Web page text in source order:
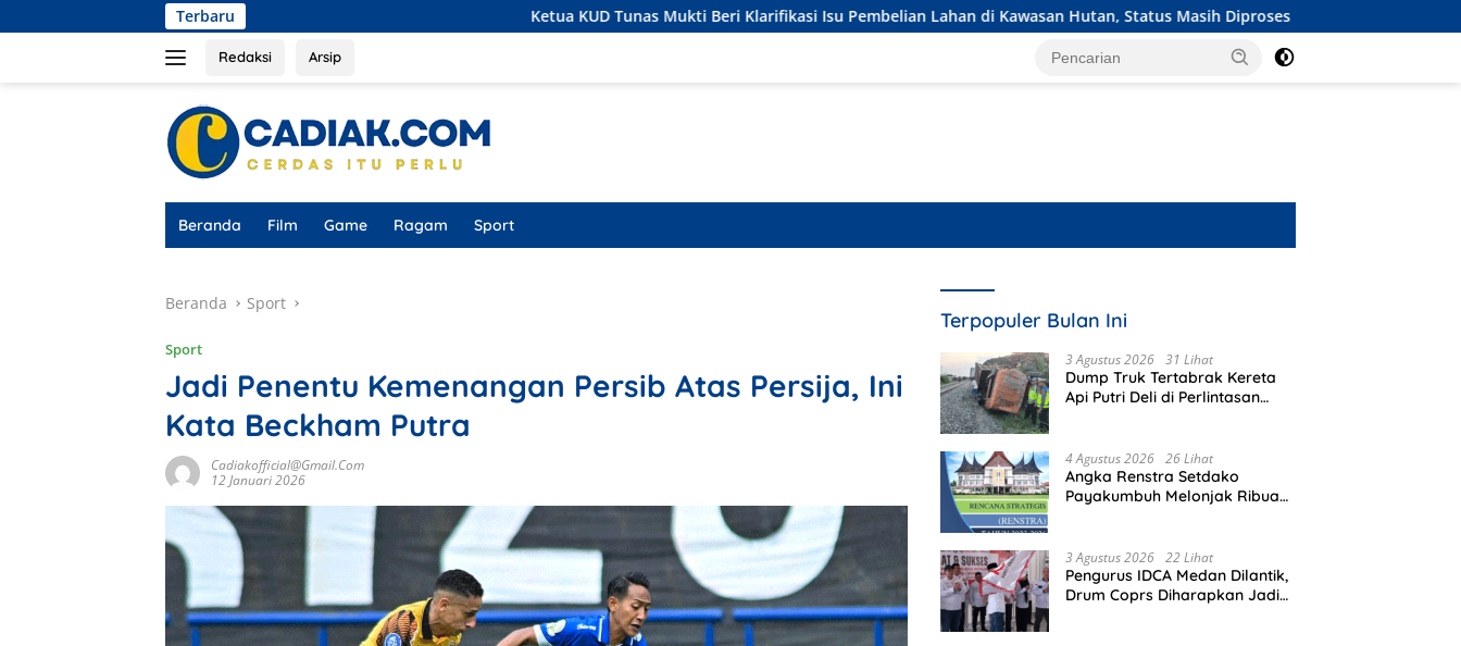
ke
Terbaru Ketua KUD Tunas Mukti Beri Klarifikasi Isu Pembelian Lahan di Kawasan Hutan, Status Masih Diproses Ekspedisi Merah Putih Presisi
Redaksi Arsip
Beranda Film Game Ragam Sport
Beranda Sport
Sport
Jadi Penentu Kemenangan Persib Atas Persija, Ini
Kata Beckham Putra
Cadiakofficial@gmail.com
12 Januari 2026
Terpopuler Bulan Ini
3 Agustus 2026 31 Lihat
Dump Truk Tertabrak Kereta
Api Putri Deli di Perlintasan
4 Agustus 2026 26 Lihat
Angka Renstra Setdako
Payakumbuh Melonjak Ribuan
3 Agustus 2026 22 Lihat
Pengurus IDCA Medan Dilantik,
Drum Coprs Diharapkan Jadi